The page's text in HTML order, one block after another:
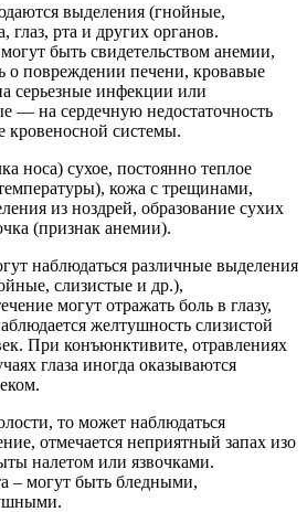
выделения (гнойные,
глаз, рта и других органов.
быть свидетельством анемии,
о повреждении печени, кровавые
серьезные инфекции или
— на сердечную недостаточность
кровеносной системы.
носа) сухое, постоянно теплое
кожа с трещинами,
из ноздрей, образование сухих
(признак анемии).
наблюдаться различные выделения
слизистые и др.),
могут отражать боль в глазу,
желтушность слизистой
При конъюнктивите, отравлениях
глаза иногда оказываются
то может наблюдаться
отмечается неприятный запах изо
налетом или язвочками.
– могут быть бледными,